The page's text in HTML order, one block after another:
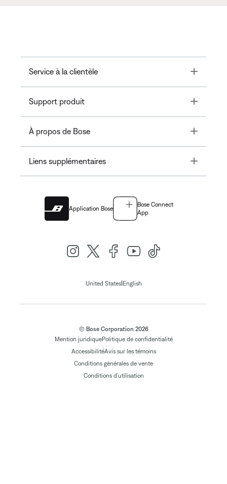
Service à la clientèle Toggle
Support produit Toggle
À propos de Bose Toggle
Liens supplémentaires Toggle
Application Bose
Bose Connect
App
United States| English
© Bose Corporation 2026
Mention juridiquePolitique de confidentialité
AccessibilitéAvis sur les témoins
Conditions générales de vente
Conditions d'utilisation